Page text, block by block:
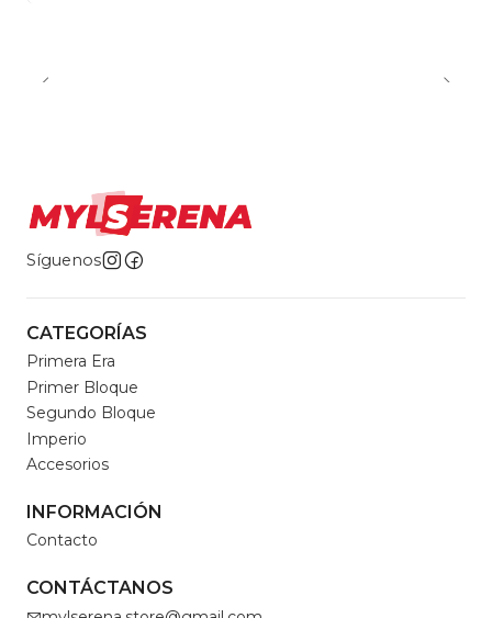
Síguenos
CATEGORÍAS
Primera Era
Primer Bloque
Segundo Bloque
Imperio
Accesorios
INFORMACIÓN
Contacto
CONTÁCTANOS